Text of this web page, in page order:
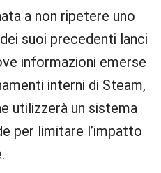
a non ripetere uno
suoi precedenti lanci
informazioni emerse
interni di Steam,
utilizzerà un sistema
per limitare l’impatto